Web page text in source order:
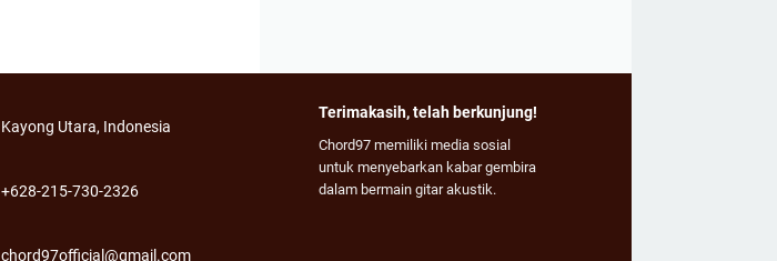
Kayong Utara, Indonesia
+628-215-730-2326
chord97official@gmail.com
Terimakasih, telah berkunjung!
Chord97 memiliki media sosial
untuk menyebarkan kabar gembira
dalam bermain gitar akustik.